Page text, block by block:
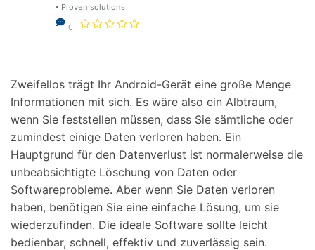
Support
DOWNLOAD
• Proven solutions
0
Zweifellos trägt Ihr Android-Gerät eine große Menge
Informationen mit sich. Es wäre also ein Albtraum,
wenn Sie feststellen müssen, dass Sie sämtliche oder
zumindest einige Daten verloren haben. Ein
Hauptgrund für den Datenverlust ist normalerweise die
unbeabsichtigte Löschung von Daten oder
Softwareprobleme. Aber wenn Sie Daten verloren
haben, benötigen Sie eine einfache Lösung, um sie
wiederzufinden. Die ideale Software sollte leicht
bedienbar, schnell, effektiv und zuverlässig sein.